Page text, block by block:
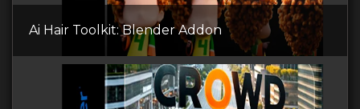
Ai Hair Toolkit: Blender Addon